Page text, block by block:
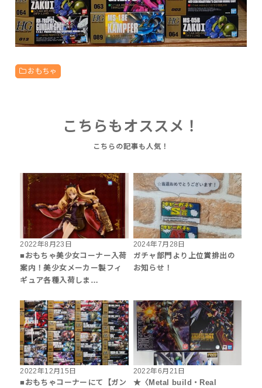
おもちゃ
こちらもオススメ！
2022年8月23日
■おもちゃ美少女コーナー入荷
案内！美少女メーカー製フィ
ギュア各種入荷しま…
2024年7月28日
ガチャ部門より上位賞排出の
お知らせ！
2022年12月15日
■おもちゃコーナーにて【ガン
2022年6月21日
★〈Metal build・Real